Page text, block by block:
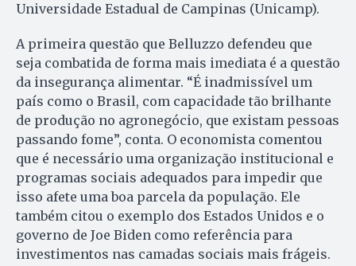
Universidade Estadual de Campinas (Unicamp).
A primeira questão que Belluzzo defendeu que
seja combatida de forma mais imediata é a questão
da insegurança alimentar. “É inadmissível um
país como o Brasil, com capacidade tão brilhante
de produção no agronegócio, que existam pessoas
passando fome”, conta. O economista comentou
que é necessário uma organização institucional e
programas sociais adequados para impedir que
isso afete uma boa parcela da população. Ele
também citou o exemplo dos Estados Unidos e o
governo de Joe Biden como referência para
investimentos nas camadas sociais mais frágeis.